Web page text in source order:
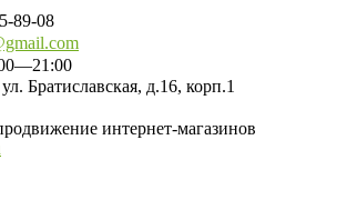
89-08
Братиславская, д.16, корп.1
интернет-магазинов